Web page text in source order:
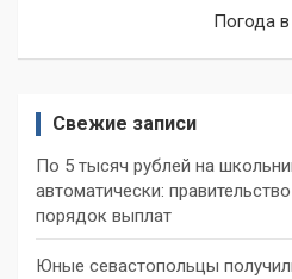
Погода
Свежие записи
По 5 тысяч рублей на
автоматически:
порядок выплат
Юные севастопольцы